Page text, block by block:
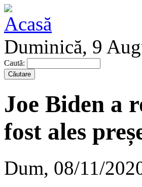
Duminică, 9
Caută:
Joe Biden a
fost ales
Dum, 08/11/